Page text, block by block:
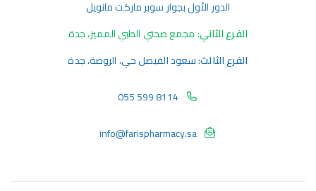
الدور الأول بجوار سوبر ماركت مانويل
الفرع الثاني:مجمع صحتي الطبي المميز، جدة
الفرع الثالث:سعود الفيصل حي، الروضة، جدة
055 599 8114
info@farispharmacy.sa